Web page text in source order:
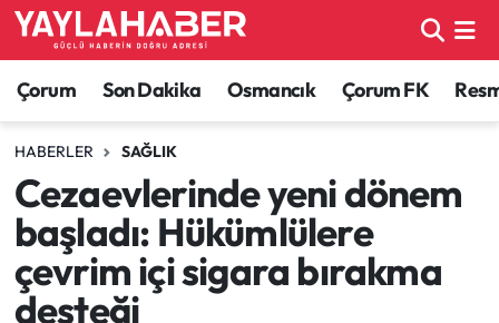
Çorum Son Dakika Osmancık Çorum FK
HABERLER SAĞLIK
Cezaevlerinde yeni dönem
başladı: Hükümlülere
çevrim içi sigara bırakma
desteği
Alaca Haberleri
Bayat Haberleri
Bilgi - Keşfet Haberleri
Bilim ve Teknoloji
Boğazkale Haberleri
Çorum Nöbetçi Eczaneler
Çorum Hava Durumu
Çorum Namaz Vakitleri
Çorum Trafik Yoğunluk Haritası
TFF 1.Lig Puan Durumu ve Fikstür